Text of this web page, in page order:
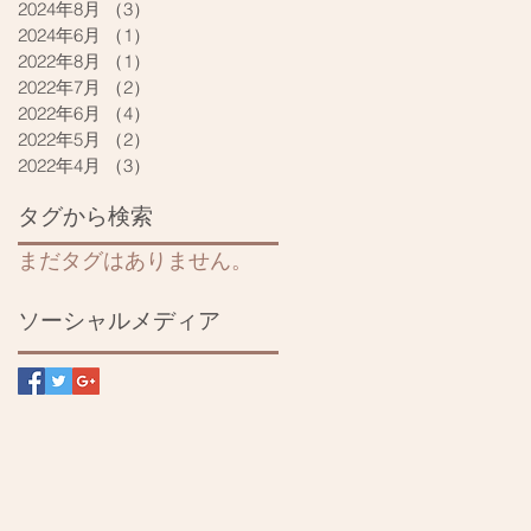
2024年8月 （3）
2024年6月
（1）
2022年8月
（1）
2022年7月
（2）
2022年6月
（4）
2022年5月
（2）
2022年4月
（3）
タグから検索
まだタグはありません。
ソーシャルメディア